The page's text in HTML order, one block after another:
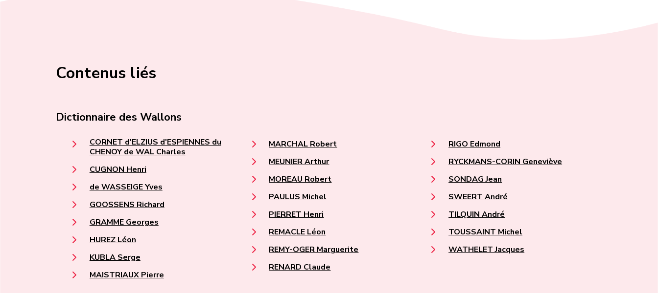
Contenus liés
Dictionnaire des Wallons
CORNET d'ELZIUS d'ESPIENNES du
CHENOY de WAL Charles
CUGNON Henri
de WASSEIGE Yves
GOOSSENS Richard
GRAMME Georges
HUREZ Léon
KUBLA Serge
MAISTRIAUX Pierre
MARCHAL Robert
MEUNIER Arthur
MOREAU Robert
PAULUS Michel
PIERRET Henri
REMACLE Léon
REMY-OGER Marguerite
RENARD Claude
RIGO Edmond
RYCKMANS-CORIN Geneviève
SONDAG Jean
SWEERT André
TILQUIN André
TOUSSAINT Michel
WATHELET Jacques